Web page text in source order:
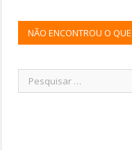
NÃO ENCONTROU O